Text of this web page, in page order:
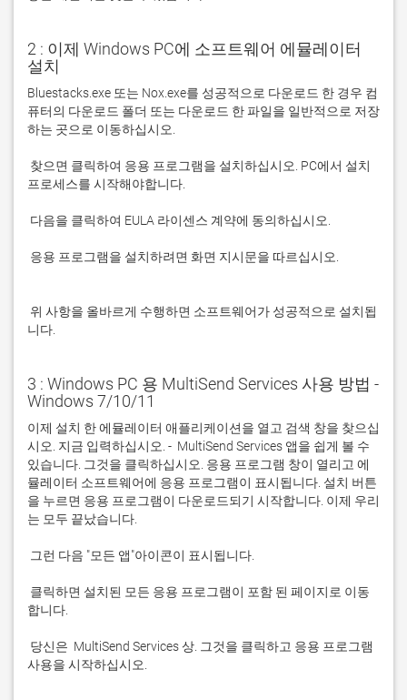
2 : 이제 Windows PC에 소프트웨어 에뮬레이터
설치
Bluestacks.exe 또는 Nox.exe를 성공적으로 다운로드 한 경우 컴
퓨터의 다운로드 폴더 또는 다운로드 한 파일을 일반적으로 저장
니다.
3 : Windows PC 용 MultiSend Services 사용 방법 -
Windows 7/10/11
이제 설치 한 에뮬레이터 애플리케이션을 열고 검색 창을 찾으십
시오. 지금 입력하십시오. -  MultiSend Services 앱을 쉽게 볼 수
있습니다. 그것을 클릭하십시오. 응용 프로그램 창이 열리고 에
뮬레이터 소프트웨어에 응용 프로그램이 표시됩니다. 설치 버튼
을 누르면 응용 프로그램이 다운로드되기 시작합니다. 이제 우리
사용을 시작하십시오.